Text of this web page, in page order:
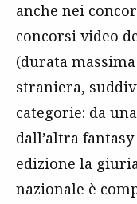
anche nei
concorsi video
(durata
straniera,
categorie: da
dall’altra
edizione la
nazionale è